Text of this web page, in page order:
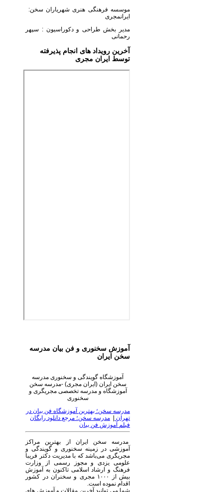
موسسه فرهنگی هنری شهریاران سخن:
ایرانمجری
مدیر بخش طراحی و دکوراسیون : سپهر
رحمانی
آخرین رویداد های انجام پذیرفته
توسط ایران مجری
آموزش سخنوری و فن بیان مدرسه
سخن ایران
آموزشگاه گویندگی و سخنوری مدرسه
سخن ایران (ایران مجری) -مدرسه سخن
آموزشگاه و مدرسه تخصصی مجریگری و
سخنوری
مدرسه سخن؛ بهترین آموزشگاه فن بیان در
تهران
مدرسه سخن؛ مرجع دانلود رایگان
فیلم آموزش فن بیان
مدرسه سخن ایران از بهترین مراکز
آموزشی در زمینه سخنوری و گویندگی و
مجریگری می‌باشد که با مدیریت دکتر فریبا
علومی یزدی و مجوز رسمی از وزارت
فرهنگ و ارشاد اسلامی تاکنون به آموزش
بیش از ۱۰۰۰ مجری و سخنران در کشور
اقدام نموده است.
شما می توانید آخرین مقالات و آموزش های